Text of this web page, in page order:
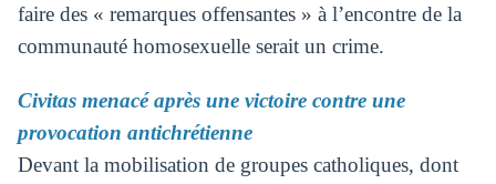
faire des « remarques offensantes » à l’encontre de la
communauté homosexuelle serait un crime.
Civitas menacé après une victoire contre une
provocation antichrétienne
Devant la mobilisation de groupes catholiques, dont